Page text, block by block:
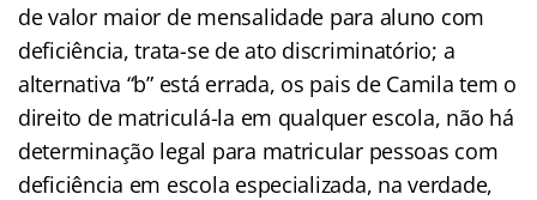
de valor maior de mensalidade para aluno com
deficiência, trata-se de ato discriminatório; a
alternativa “b” está errada, os pais de Camila tem o
direito de matriculá-la em qualquer escola, não há
determinação legal para matricular pessoas com
deficiência em escola especializada, na verdade,